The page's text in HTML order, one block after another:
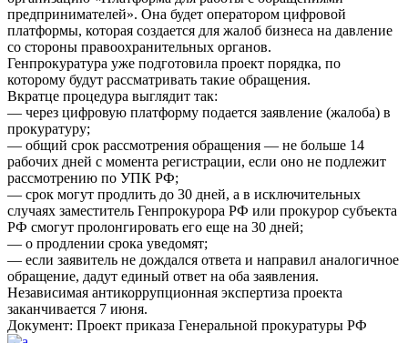
предпринимателей». Она будет оператором цифровой
платформы, которая создается для жалоб бизнеса на давление
со стороны правоохранительных органов.
Генпрокуратура уже подготовила проект порядка, по
которому будут рассматривать такие обращения.
Вкратце процедура выглядит так:
— через цифровую платформу подается заявление (жалоба) в
прокуратуру;
— общий срок рассмотрения обращения — не больше 14
рабочих дней с момента регистрации, если оно не подлежит
рассмотрению по УПК РФ;
— срок могут продлить до 30 дней, а в исключительных
случаях заместитель Генпрокурора РФ или прокурор субъекта
РФ смогут пролонгировать его еще на 30 дней;
— о продлении срока уведомят;
— если заявитель не дождался ответа и направил аналогичное
обращение, дадут единый ответ на оба заявления.
Независимая антикоррупционная экспертиза проекта
заканчивается 7 июня.
Документ: Проект приказа Генеральной прокуратуры РФ